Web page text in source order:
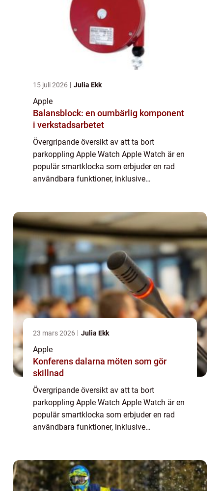
15 juli 2026 Julia Ekk
Apple
Balansblock: en oumbärlig komponent
i verkstadsarbetet
Övergripande översikt av att ta bort
parkoppling Apple Watch Apple Watch är en
populär smartklocka som erbjuder en rad
användbara funktioner, inklusive
parkopplingen mella...
23 mars 2026 Julia Ekk
Apple
Konferens dalarna möten som gör
skillnad
Övergripande översikt av att ta bort
parkoppling Apple Watch Apple Watch är en
populär smartklocka som erbjuder en rad
användbara funktioner, inklusive
parkopplingen mella...